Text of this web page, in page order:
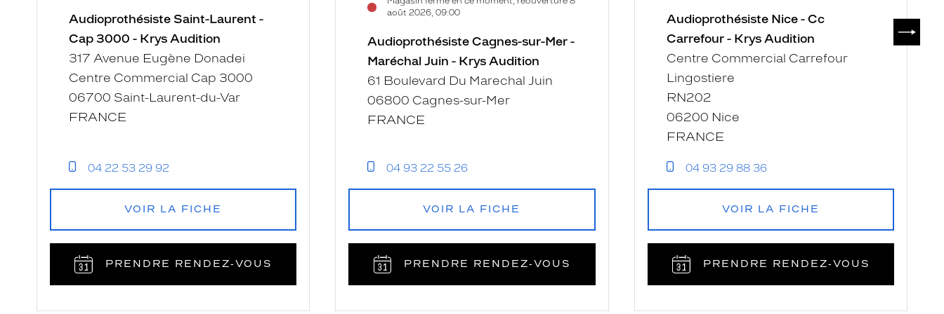
Audioprothésiste Saint-Laurent -
Cap 3000 - Krys Audition
317 Avenue Eugène Donadei
Centre Commercial Cap 3000
06700 Saint-Laurent-du-Var
FRANCE
04 22 53 29 92
VOIR LA FICHE
PRENDRE RENDEZ‑VOUS
août 2026, 09:00
Audioprothésiste Cagnes-sur-Mer -
Maréchal Juin - Krys Audition
61 Boulevard Du Marechal Juin
06800 Cagnes-sur-Mer
FRANCE
04 93 22 55 26
VOIR LA FICHE
PRENDRE RENDEZ‑VOUS
Audioprothésiste Nice - Cc
Carrefour - Krys Audition
Centre Commercial Carrefour
Lingostiere
RN202
06200 Nice
FRANCE
04 93 29 88 36
VOIR LA FICHE
PRENDRE RENDEZ‑VOUS